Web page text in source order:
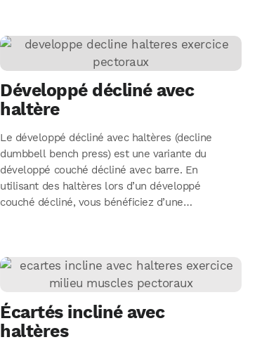
Développé décliné avec
haltère
Le développé décliné avec haltères (decline
dumbbell bench press) est une variante du
développé couché décliné avec barre. En
utilisant des haltères lors d’un développé
couché décliné, vous bénéficiez d’une…
Écartés incliné avec
haltères